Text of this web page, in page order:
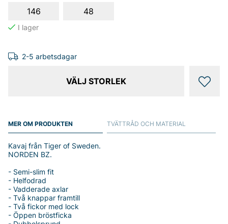
146
48
2-5 arbetsdagar
VÄLJ STORLEK
MER OM PRODUKTEN
Kavaj från Tiger of Sweden.
NORDEN BZ.
- Semi-slim fit
- Helfodrad
- Vadderade axlar
- Två knappar framtill
- Två fickor med lock
- Öppen bröstficka
TVÄTTRÅD OCH MATERIAL